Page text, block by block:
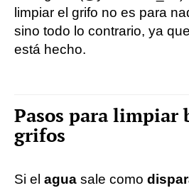
limpiar el grifo no es para
sino todo lo contrario, ya
está hecho.
Pasos para limpiar
grifos
Si el agua sale como